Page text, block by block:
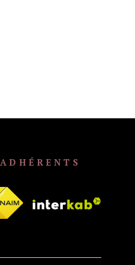
ADHÉRENTS